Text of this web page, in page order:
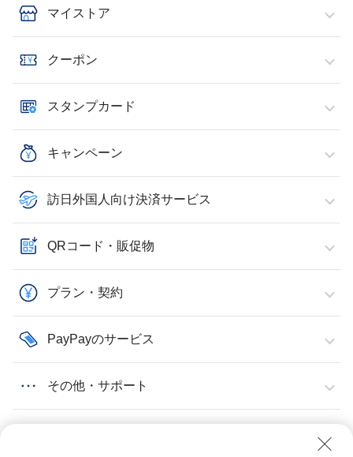
マイストア
クーポン
スタンプカード
キャンペーン
訪日外国人向け決済サービス
QRコード・販促物
プラン・契約
PayPayのサービス
その他・サポート